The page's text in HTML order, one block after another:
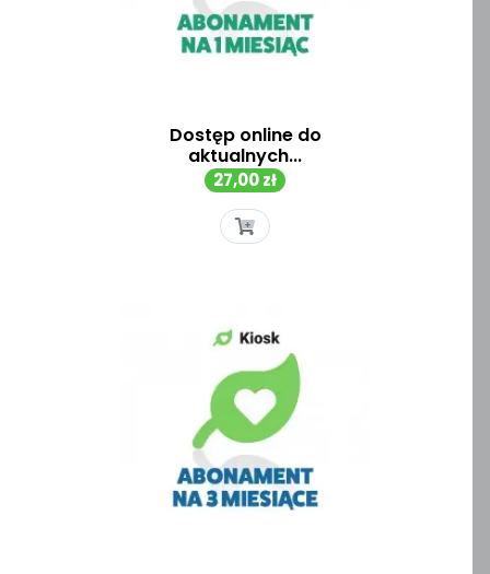
Dostęp online do
aktualnych...
Cena
27,00 zł